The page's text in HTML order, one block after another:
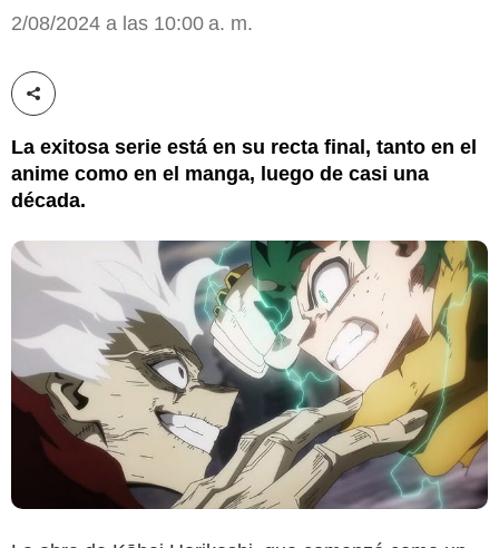
2/08/2024 a las 10:00 a. m.
Compartir esta noticia
La exitosa serie está en su recta final, tanto en el
anime como en el manga, luego de casi una
década.